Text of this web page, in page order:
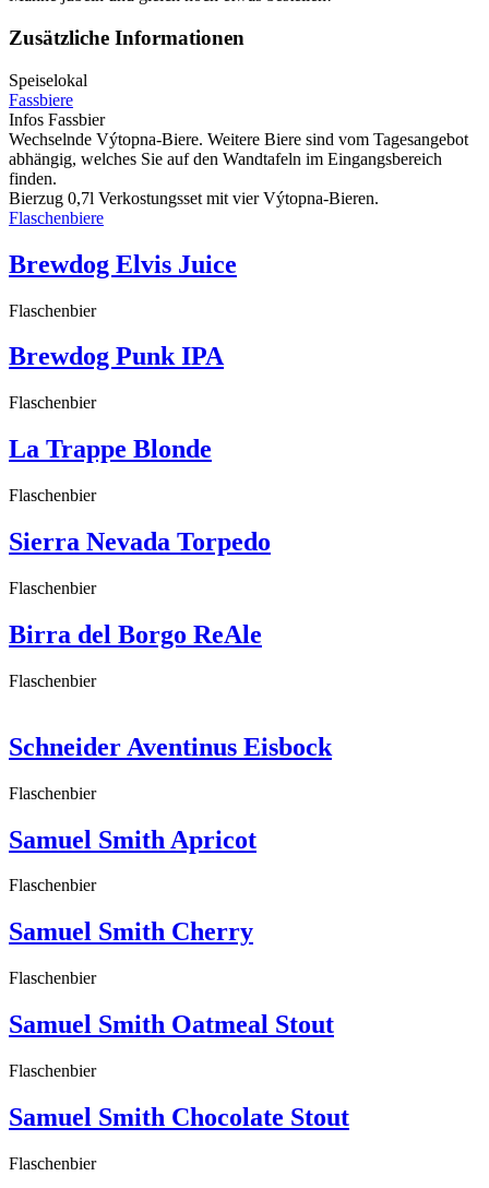
Zusätzliche Informationen
Speiselokal
Fassbiere
Infos Fassbier
Wechselnde Výtopna-Biere. Weitere Biere sind vom Tagesangebot
abhängig, welches Sie auf den Wandtafeln im Eingangsbereich
finden.
Bierzug 0,7l Verkostungsset mit vier Výtopna-Bieren.
Flaschenbiere
Brewdog Elvis Juice
Flaschenbier
Brewdog Punk IPA
Flaschenbier
La Trappe Blonde
Flaschenbier
Sierra Nevada Torpedo
Flaschenbier
Birra del Borgo ReAle
Flaschenbier
Schneider Aventinus Eisbock
Flaschenbier
Samuel Smith Apricot
Flaschenbier
Samuel Smith Cherry
Flaschenbier
Samuel Smith Oatmeal Stout
Flaschenbier
Samuel Smith Chocolate Stout
Flaschenbier